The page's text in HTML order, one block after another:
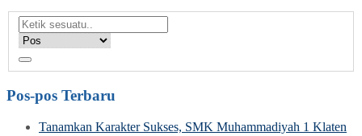
Pos-pos Terbaru
Tanamkan Karakter Sukses, SMK Muhammadiyah 1 Klaten